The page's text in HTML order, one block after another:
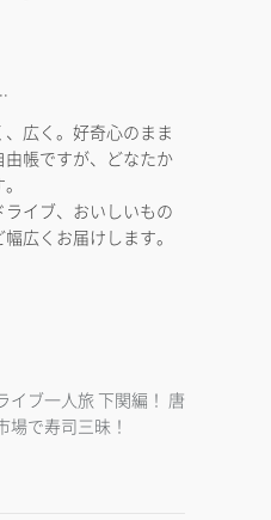
広く。好奇心のまま
帳ですが、どなたか
イブ、おいしいもの
広くお届けします。
イブ一人旅 下関編！ 唐
場で寿司三昧！